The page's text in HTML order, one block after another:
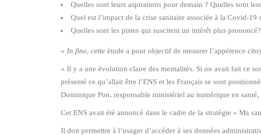
Quelles sont leurs aspirations pour demain ? Quelles sont
Quel est l’impact de la crise sanitaire associée à la Covid-19
Quelles sont les pistes qui suscitent un intérêt plus prononcé?
« In fine, cette étude a pour objectif de mesurer l’appétence
« Il y a une évolution claire des mentalités. Si on avait fait ce
présenté ce qu’allait être l’ENS et les Français se sont
Dominique Pon, responsable ministériel au numérique en
Cet ENS avait été annoncé dans le cadre de la stratégie « Ma
Il doit permettre à l’usager d’accéder à ses données